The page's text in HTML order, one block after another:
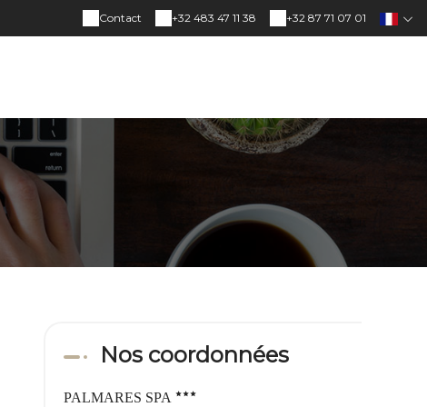
+32 87 71 07 01
+32 483 47 11 38
Contact
Nos coordonnées
PALMARES SPA